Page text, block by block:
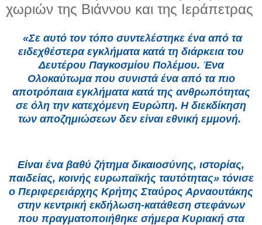
χωριών της Βιάννου και της Ιεράπετρας
«Σε αυτό τον τόπο συντελέστηκε ένα από τα
ειδεχθέστερα εγκλήματα κατά τη διάρκεια του
Δευτέρου Παγκοσμίου Πολέμου. Ένα
Ολοκαύτωμα που συνιστά ένα από τα πιο
αποτρόπαια εγκλήματα κατά της ανθρωπότητας
σε όλη την κατεχόμενη Ευρώπη. Η διεκδίκηση
των αποζημιώσεων δεν είναι εθνική εμμονή.
Είναι ένα βαθύ ζήτημα δικαιοσύνης, ιστορίας,
παιδείας, κοινής ευρωπαϊκής ταυτότητας» τόνισε
ο Περιφερειάρχης Κρήτης Σταύρος Αρναουτάκης
στην κεντρική εκδήλωση-κατάθεση στεφάνων
που πραγματοποιήθηκε σήμερα Κυριακή στα